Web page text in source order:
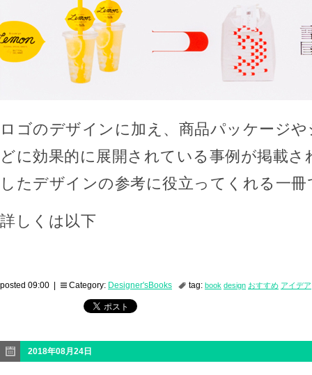
ロゴのデザインに加え、商品パッケージ
どに効果的に展開されている事例が掲載
したデザインの参考に役立ってくれる一冊
詳しくは以下
posted 09:00 | Category: Designer'sBooks tag: book design おすすめ アイデア
2018年08月24日